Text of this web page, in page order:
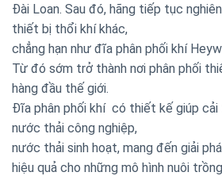
Đài Loan. Sau đó, hãng tiếp tục
thiết bị thổi khí khác,
chẳng hạn như đĩa phân phối khí
Từ đó sớm trở thành nơi phân phối
hàng đầu thế giới.
Đĩa phân phối khí có thiết kế giúp cải
nước thải công nghiệp,
nước thải sinh hoạt, mang đến giải
hiệu quả cho những mô hình nuôi